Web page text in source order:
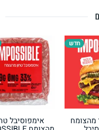
חדש
מהצומח אימפוסיבל